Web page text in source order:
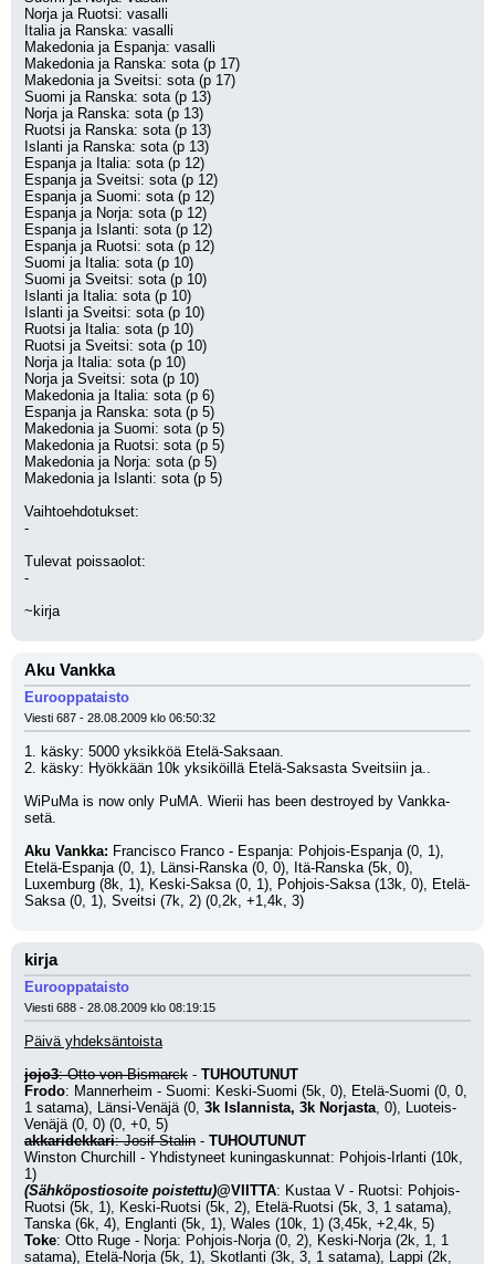
Norja ja Ruotsi: vasalli
Italia ja Ranska: vasalli
Makedonia ja Espanja: vasalli
Makedonia ja Ranska: sota (p 17)
Makedonia ja Sveitsi: sota (p 17)
Suomi ja Ranska: sota (p 13)
Norja ja Ranska: sota (p 13)
Ruotsi ja Ranska: sota (p 13)
Islanti ja Ranska: sota (p 13)
Espanja ja Italia: sota (p 12)
Espanja ja Sveitsi: sota (p 12)
Espanja ja Suomi: sota (p 12)
Espanja ja Norja: sota (p 12)
Espanja ja Islanti: sota (p 12)
Espanja ja Ruotsi: sota (p 12)
Suomi ja Italia: sota (p 10)
Suomi ja Sveitsi: sota (p 10)
Islanti ja Italia: sota (p 10)
Islanti ja Sveitsi: sota (p 10)
Ruotsi ja Italia: sota (p 10)
Ruotsi ja Sveitsi: sota (p 10)
Norja ja Italia: sota (p 10)
Norja ja Sveitsi: sota (p 10)
Makedonia ja Italia: sota (p 6)
Espanja ja Ranska: sota (p 5)
Makedonia ja Suomi: sota (p 5)
Makedonia ja Ruotsi: sota (p 5)
Makedonia ja Norja: sota (p 5)
Makedonia ja Islanti: sota (p 5)
Vaihtoehdotukset:
-
Tulevat poissaolot:
-
~kirja
Aku Vankka
Eurooppataisto
Viesti 687 - 28.08.2009 klo 06:50:32
1. käsky: 5000 yksikköä Etelä-Saksaan.
2. käsky: Hyökkään 10k yksiköillä Etelä-Saksasta Sveitsiin ja..
WiPuMa is now only PuMA. Wierii has been destroyed by Vankka-
setä.
Aku Vankka: Francisco Franco - Espanja: Pohjois-Espanja (0, 1),
Etelä-Espanja (0, 1), Länsi-Ranska (0, 0), Itä-Ranska (5k, 0),
Luxemburg (8k, 1), Keski-Saksa (0, 1), Pohjois-Saksa (13k, 0), Etelä-
Saksa (0, 1), Sveitsi (7k, 2) (0,2k, +1,4k, 3)
kirja
Eurooppataisto
Viesti 688 - 28.08.2009 klo 08:19:15
Päivä yhdeksäntoista
jojo3: Otto von Bismarck - TUHOUTUNUT
Frodo: Mannerheim - Suomi: Keski-Suomi (5k, 0), Etelä-Suomi (0, 0,
1 satama), Länsi-Venäjä (0, 3k Islannista, 3k Norjasta, 0), Luoteis-
Venäjä (0, 0) (0, +0, 5)
akkaridekkari: Josif Stalin - TUHOUTUNUT
Winston Churchill - Yhdistyneet kuningaskunnat: Pohjois-Irlanti (10k,
1)
(Sähköpostiosoite poistettu)@VIITTA: Kustaa V - Ruotsi: Pohjois-
Ruotsi (5k, 1), Keski-Ruotsi (5k, 2), Etelä-Ruotsi (5k, 3, 1 satama),
Tanska (6k, 4), Englanti (5k, 1), Wales (10k, 1) (3,45k, +2,4k, 5)
Toke: Otto Ruge - Norja: Pohjois-Norja (0, 2), Keski-Norja (2k, 1, 1